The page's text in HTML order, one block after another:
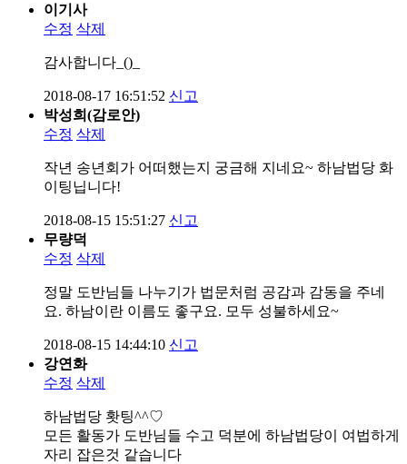
이기사
수정 삭제
감사합니다_()_
2018-08-17 16:51:52 신고
박성희(감로안)
수정 삭제
작년 송년회가 어떠했는지 궁금해 지네요~ 하남법당 화
이팅닙니다!
2018-08-15 15:51:27 신고
무량덕
수정 삭제
정말 도반님들 나누기가 법문처럼 공감과 감동을 주네
요. 하남이란 이름도 좋구요. 모두 성불하세요~
2018-08-15 14:44:10 신고
강연화
수정 삭제
하남법당 홧팅^^♡
모든 활동가 도반님들 수고 덕분에 하남법당이 여법하게
자리 잡은것 같습니다